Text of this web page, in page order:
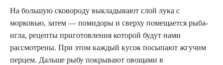
На большую сковороду выкладывают слой лука с
морковью, затем — помидоры и сверху помещается рыба-
игла, рецепты приготовления которой будут нами
рассмотрены. При этом каждый кусок посыпают жгучим
перцем. Дальше рыбу покрывают овощами в